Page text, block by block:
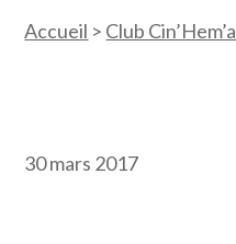
Accueil > Club Cin’Hem’a
30 mars 2017